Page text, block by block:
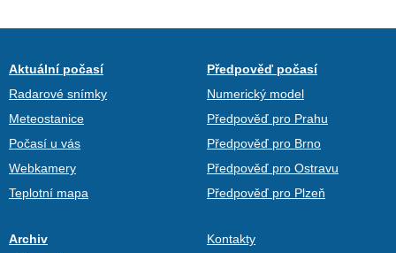
Aktuální počasí
Radarové snímky
Meteostanice
Počasí u vás
Webkamery
Teplotní mapa
Předpověď počasí
Numerický model
Předpověď pro Prahu
Předpověď pro Brno
Předpověď pro Ostravu
Předpověď pro Plzeň
Archiv
Kontakty